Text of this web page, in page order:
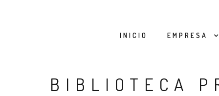
INICIO EMPRESA
BIBLIOTECA